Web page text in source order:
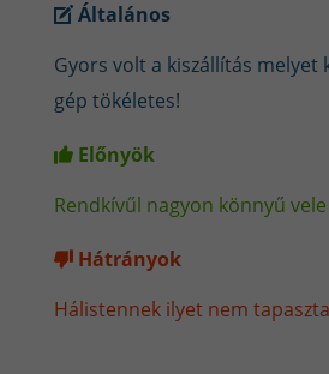
AWI szelepes hegesztőpisztoly
MMA elektródás
hegesztőgéppel
MMA módban a hegesztőgép
leolvasztására. A géphez ez
Általános
Gyors volt a kiszállítás melyet
gép tökéletes!
Előnyök
Rendkívűl nagyon könnyű
Hátrányok
Hálistennek ilyet nem